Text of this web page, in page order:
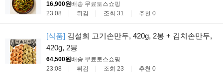
16,900원배송 무료토스쇼핑
23:08
튀김 조회 31 추천 0
[식품] 김설희 고기손만두, 420g, 2봉 + 김치손만두,
420g, 2봉
64,500원배송 무료토스쇼핑
23:08
튀김 조회 23 추천 0